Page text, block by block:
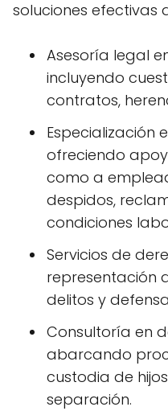
soluciones efectivas
Asesoría legal
incluyendo
contratos,
Especialización
ofreciendo
como a
despidos,
condiciones
Servicios de
representación
delitos y
Consultoría en
abarcando
custodia de
separación.